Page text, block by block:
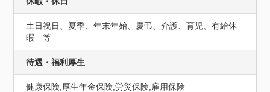
土日祝日、夏季、年末年始、慶弔、介護、育児、有給休
暇　等
待遇・福利厚生
健康保険,厚生年金保険,労災保険,雇用保険